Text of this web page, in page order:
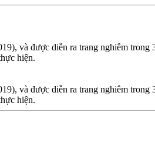
và được diễn ra trang nghiêm
hiện.
và được diễn ra trang nghiêm
hiện.